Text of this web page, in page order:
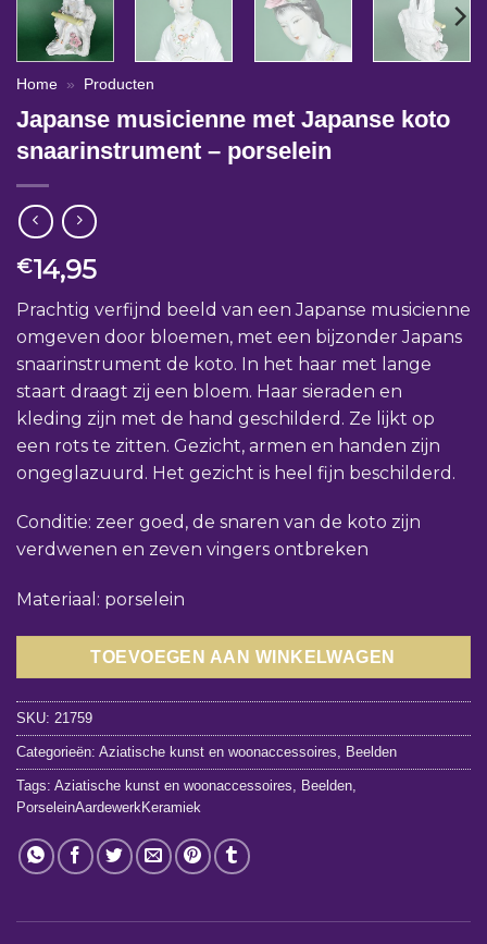
Home » Producten
Japanse musicienne met Japanse koto
snaarinstrument – porselein
€14,95
Prachtig verfijnd beeld van een Japanse musicienne
omgeven door bloemen, met een bijzonder Japans
snaarinstrument de koto. In het haar met lange
staart draagt zij een bloem. Haar sieraden en
kleding zijn met de hand geschilderd. Ze lijkt op
een rots te zitten. Gezicht, armen en handen zijn
ongeglazuurd. Het gezicht is heel fijn beschilderd.
Conditie: zeer goed, de snaren van de koto zijn
verdwenen en zeven vingers ontbreken
Materiaal: porselein
TOEVOEGEN AAN WINKELWAGEN
SKU: 21759
Categorieën: Aziatische kunst en woonaccessoires Beelden
Tags: Aziatische kunst en woonaccessoires Beelden
PorseleinAardewerkKeramiek